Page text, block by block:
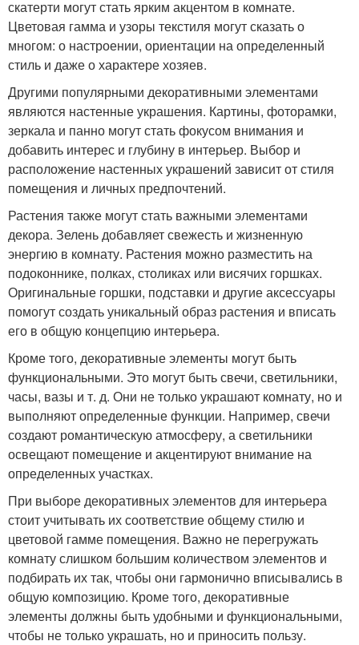
скатерти могут стать ярким акцентом в комнате.
Цветовая гамма и узоры текстиля могут сказать о
многом: о настроении, ориентации на определенный
стиль и даже о характере хозяев.
Другими популярными декоративными элементами
являются настенные украшения. Картины, фоторамки,
зеркала и панно могут стать фокусом внимания и
добавить интерес и глубину в интерьер. Выбор и
расположение настенных украшений зависит от стиля
помещения и личных предпочтений.
Растения также могут стать важными элементами
декора. Зелень добавляет свежесть и жизненную
энергию в комнату. Растения можно разместить на
подоконнике, полках, столиках или висячих горшках.
Оригинальные горшки, подставки и другие аксессуары
помогут создать уникальный образ растения и вписать
его в общую концепцию интерьера.
Кроме того, декоративные элементы могут быть
функциональными. Это могут быть свечи, светильники,
часы, вазы и т. д. Они не только украшают комнату, но и
выполняют определенные функции. Например, свечи
создают романтическую атмосферу, а светильники
освещают помещение и акцентируют внимание на
определенных участках.
При выборе декоративных элементов для интерьера
стоит учитывать их соответствие общему стилю и
цветовой гамме помещения. Важно не перегружать
комнату слишком большим количеством элементов и
подбирать их так, чтобы они гармонично вписывались в
общую композицию. Кроме того, декоративные
элементы должны быть удобными и функциональными,
чтобы не только украшать, но и приносить пользу.